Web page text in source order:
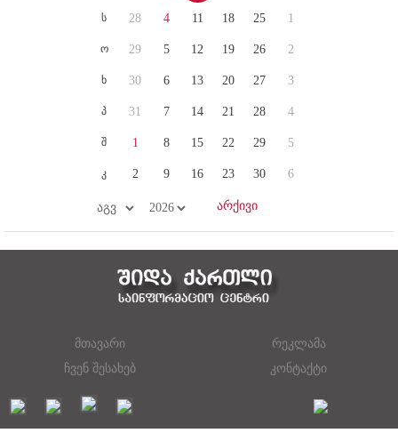
ს
ო
ხ
პ
შ
კ
28
29
30
31
1
2
4
5
6
7
8
9
11
12
13
14
15
16
18
19
20
21
22
23
25
26
27
28
29
30
1
2
3
4
5
6
მთავარი
რეკლამა
ჩვენ შესახებ
კონტაქტი